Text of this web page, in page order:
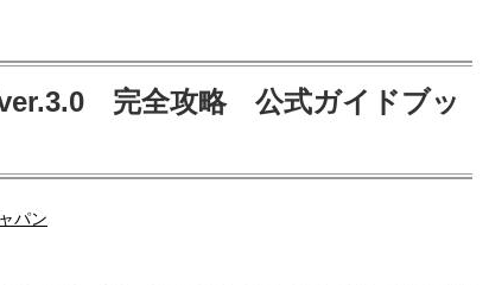
完全攻略 公式ガイドブッ
パン